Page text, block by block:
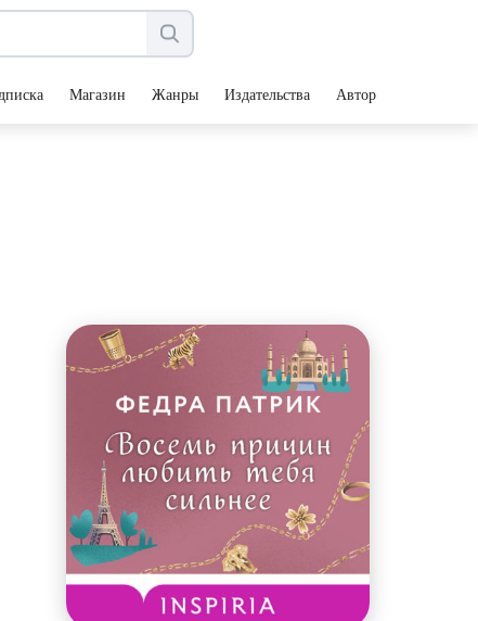
Магазин Жанры Издательства Авторы